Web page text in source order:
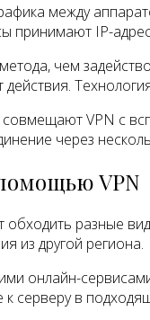
между
IP-
чем
VPN с
через
VPN
разные
из другой региона.
онлайн-
серверу в